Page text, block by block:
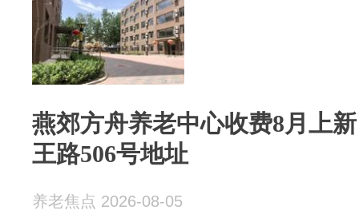
燕郊方舟养老中心收费8月上
王路506号地址
养老焦点 2026-08-05